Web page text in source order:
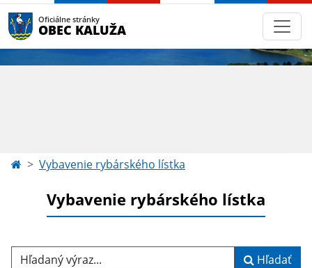
Oficiálne stránky
OBEC KALUŽA
Vybavenie rybárského lístka
Vybavenie rybárského lístka
Hľadaný výraz... Hľadať